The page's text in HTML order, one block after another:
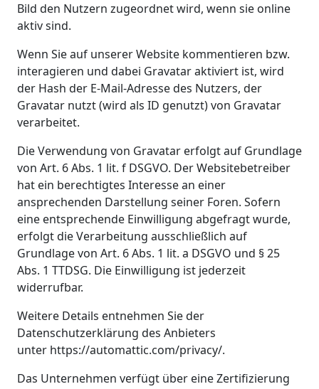
Bild den Nutzern zugeordnet wird, wenn sie online
aktiv sind.
Wenn Sie auf unserer Website kommentieren bzw.
interagieren und dabei Gravatar aktiviert ist, wird
der Hash der E-Mail-Adresse des Nutzers, der
Gravatar nutzt (wird als ID genutzt) von Gravatar
verarbeitet.
Die Verwendung von Gravatar erfolgt auf Grundlage
von Art. 6 Abs. 1 lit. f DSGVO. Der Websitebetreiber
hat ein berechtigtes Interesse an einer
ansprechenden Darstellung seiner Foren. Sofern
eine entsprechende Einwilligung abgefragt wurde,
erfolgt die Verarbeitung ausschließlich auf
Grundlage von Art. 6 Abs. 1 lit. a DSGVO und § 25
Abs. 1 TTDSG. Die Einwilligung ist jederzeit
widerrufbar.
Weitere Details entnehmen Sie der
Datenschutzerklärung des Anbieters
unter https://automattic.com/privacy/.
Das Unternehmen verfügt über eine Zertifizierung